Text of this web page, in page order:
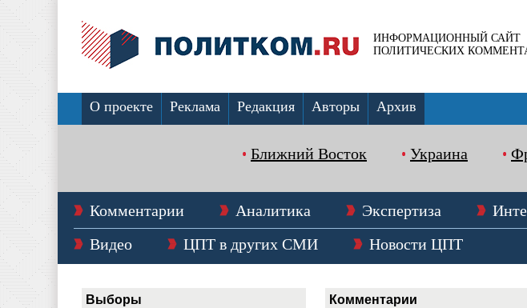
ИНФОРМАЦИОННЫЙ САЙТ
ПОЛИТИЧЕСКИХ
О проекте Реклама Редакция Авторы Архив
Ближний Восток Украина
Комментарии Аналитика Экспертиза
Видео
ЦПТ в других СМИ Новости ЦПТ
Выборы Комментарии